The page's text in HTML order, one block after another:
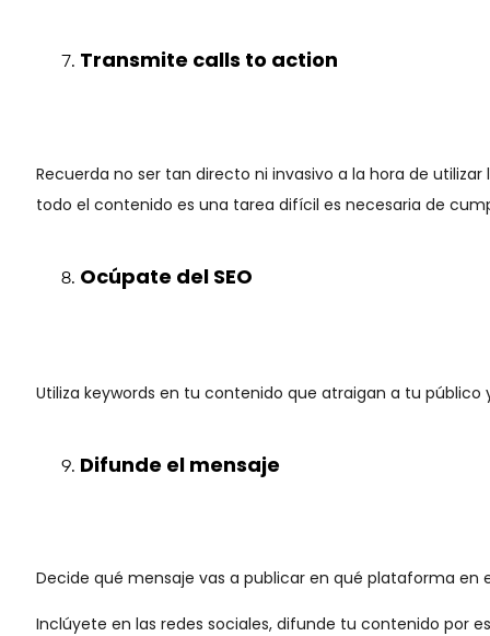
Transmite calls to action
Recuerda no ser tan directo ni invasivo a la hora de
todo el contenido es una tarea difícil es necesaria de
Ocúpate del SEO
Utiliza keywords en tu contenido que atraigan a tu
Difunde el mensaje
Decide qué mensaje vas a publicar en qué plataforma
Inclúyete en las redes sociales, difunde tu contenido por